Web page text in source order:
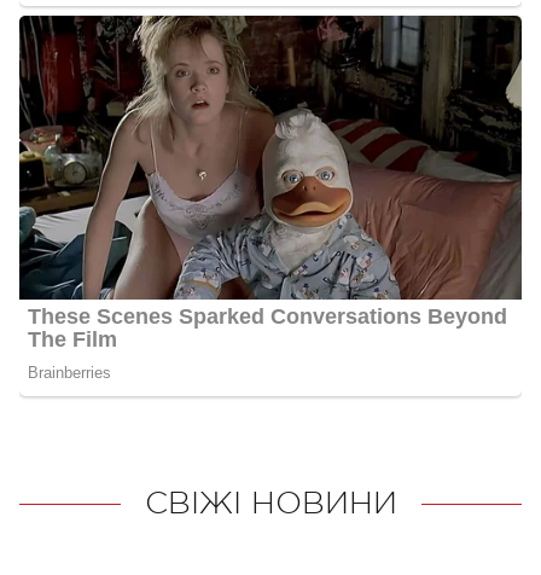
СВІЖІ НОВИНИ